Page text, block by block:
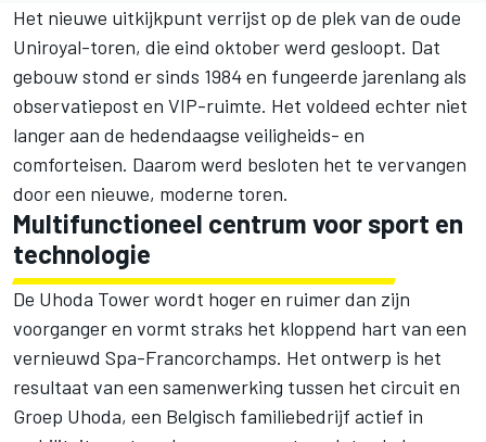
Het nieuwe uitkijkpunt verrijst op de plek van de oude
Uniroyal-toren, die eind oktober werd gesloopt. Dat
gebouw stond er sinds 1984 en fungeerde jarenlang als
observatiepost en VIP-ruimte. Het voldeed echter niet
langer aan de hedendaagse veiligheids- en
comforteisen. Daarom werd besloten het te vervangen
door een nieuwe, moderne toren.
Multifunctioneel centrum voor sport en
technologie
De Uhoda Tower wordt hoger en ruimer dan zijn
voorganger en vormt straks het kloppend hart van een
vernieuwd Spa-Francorchamps. Het ontwerp is het
resultaat van een samenwerking tussen het circuit en
Groep Uhoda, een Belgisch familiebedrijf actief in